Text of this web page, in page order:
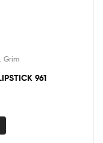
Grim
961